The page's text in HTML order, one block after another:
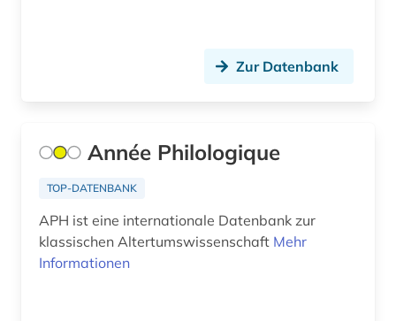
Zur Datenbank
Année Philologique
TOP-DATENBANK
APH ist eine internationale Datenbank zur
klassischen Altertumswissenschaft Mehr
Informationen